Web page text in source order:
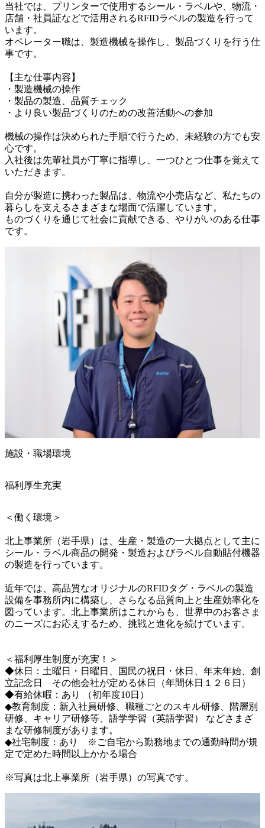
当社では、プリンターで使用するシール・ラベルや、物流・
店舗・社員証などで活用されるRFIDラベルの製造を行って
います。
オペレーター職は、製造機械を操作し、製品づくりを行う仕
事です。
【主な仕事内容】
・製造機械の操作
・製品の製造、品質チェック
・より良い製品づくりのための改善活動への参加
機械の操作は決められた手順で行うため、未経験の方でも安
心です。
入社後は先輩社員が丁寧に指導し、一つひとつ仕事を覚えて
いただきます。
自分が製造に携わった製品は、物流や小売店など、私たちの
暮らしを支えるさまざまな場面で活躍しています。
ものづくりを通じて社会に貢献できる、やりがいのある仕事
です。
施設・職場環境
福利厚生充実
＜働く環境＞
北上事業所（岩手県）は、生産・製造の一大拠点として主に
シール・ラベル商品の開発・製造およびラベル自動貼付機器
の製造を行っています。
近年では、高品質なオリジナルのRFIDタグ・ラベルの製造
設備を事務所内に構築し、さらなる品質向上と生産効率化を
図っています。北上事業所はこれからも、世界中のお客さま
のニーズにお応えするため、挑戦と進化を続けています。
＜福利厚生制度が充実！＞
◆休日：土曜日・日曜日、国民の祝日・休日、年末年始、創
立記念日　その他会社が定める休日（年間休日１２６日）
◆有給休暇：あり （初年度10日）
◆教育制度：新入社員研修、職種ごとのスキル研修、階層別
研修、キャリア研修等、語学学習（英語学習） などさまざ
まな研修制度があります。
◆社宅制度：あり　※ご自宅から勤務地までの通勤時間が規
定で定めた時間以上かかる場合
※写真は北上事業所（岩手県）の写真です。